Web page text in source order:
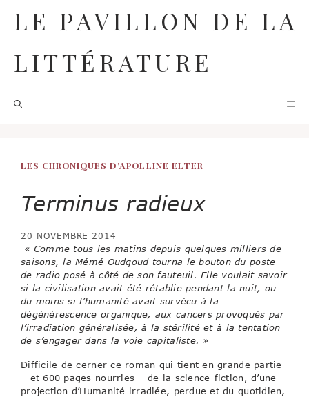
contenu
LE PAVILLON DE LA
LITTÉRATURE
LES CHRONIQUES D'APOLLINE ELTER
Terminus radieux
20 NOVEMBRE 2014
« Comme tous les matins depuis quelques milliers de
saisons, la Mémé Oudgoud tourna le bouton du poste
de radio posé à côté de son fauteuil. Elle voulait savoir
si la civilisation avait été rétablie pendant la nuit, ou
du moins si l’humanité avait survécu à la
dégénérescence organique, aux cancers provoqués par
l’irradiation généralisée, à la stérilité et à la tentation
de s’engager dans la voie capitaliste. »
Difficile de cerner ce roman qui tient en grande partie
– et 600 pages nourries – de la science-fiction, d’une
projection d’Humanité irradiée, perdue et du quotidien,